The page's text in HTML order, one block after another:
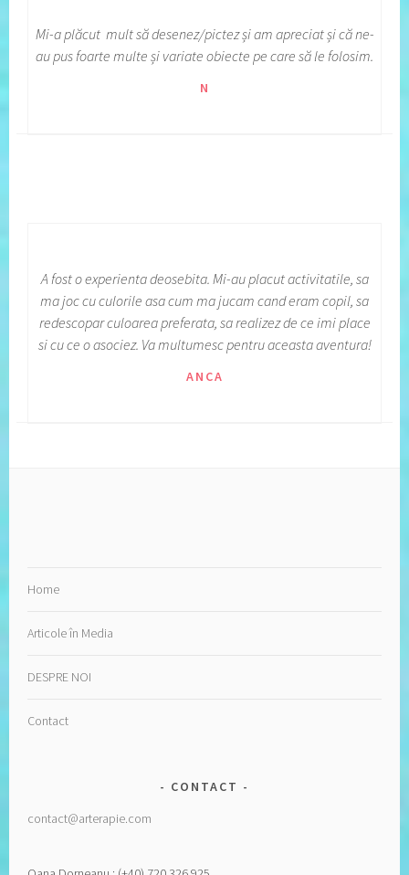
Mi-a plăcut mult să desenez/pictez și am apreciat și că ne-
au pus foarte multe și variate obiecte pe care să le folosim.
N
A fost o experienta deosebita. Mi-au placut activitatile, sa
ma joc cu culorile asa cum ma jucam cand eram copil, sa
redescopar culoarea preferata, sa realizez de ce imi place
si cu ce o asociez. Va multumesc pentru aceasta aventura!
ANCA
Home
Articole în Media
DESPRE NOI
Contact
CONTACT
contact@arterapie.com